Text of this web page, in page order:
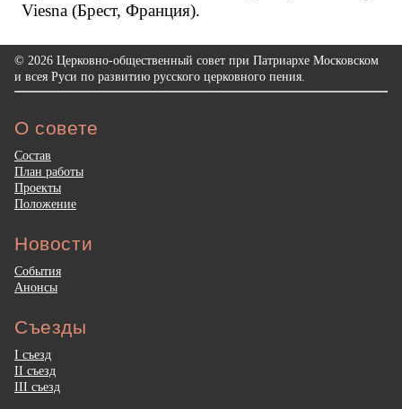
Viеsna (Брест, Франция).
© 2026 Церковно-общественный совет при Патриархе Московском
и всея Руси по развитию русского церковного пения.
О совете
Состав
План работы
Проекты
Положение
Новости
События
Анонсы
Съезды
I съезд
II съезд
III съезд